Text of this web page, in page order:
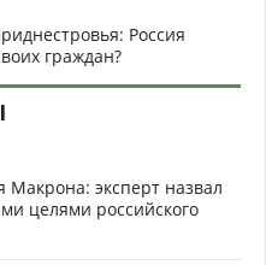
Россия
граждан?
Макрона: эксперт назвал
целями российского